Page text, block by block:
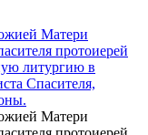
Матери
протоиерей
литургию в
Спасителя,
Матери